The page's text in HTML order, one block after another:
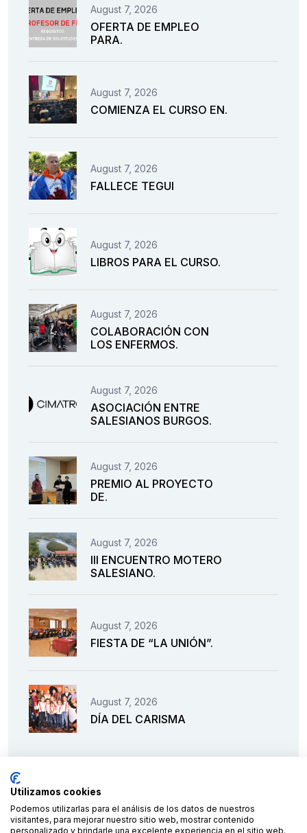
August 7, 2026
OFERTA DE EMPLEO
PARA.
August 7, 2026
COMIENZA EL CURSO EN.
August 7, 2026
FALLECE TEGUI
August 7, 2026
LIBROS PARA EL CURSO.
August 7, 2026
COLABORACIÓN CON
LOS ENFERMOS.
August 7, 2026
ASOCIACIÓN ENTRE
SALESIANOS BURGOS.
August 7, 2026
PREMIO AL PROYECTO
DE.
August 7, 2026
III ENCUENTRO MOTERO
SALESIANO.
August 7, 2026
FIESTA DE “LA UNIÓN”.
August 7, 2026
DÍA DEL CARISMA
Utilizamos cookies
Podemos utilizarlas para el análisis de los datos de nuestros
visitantes, para mejorar nuestro sitio web, mostrar contenido
personalizado y brindarle una excelente experiencia en el sitio web.